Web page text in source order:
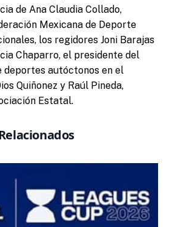
de Ana Claudia Collado,
Mexicana de Deporte
los regidores Joni Barajas
Chaparro, el presidente del
deportes autóctonos en el
Quiñonez y Raúl Pineda,
Estatal.